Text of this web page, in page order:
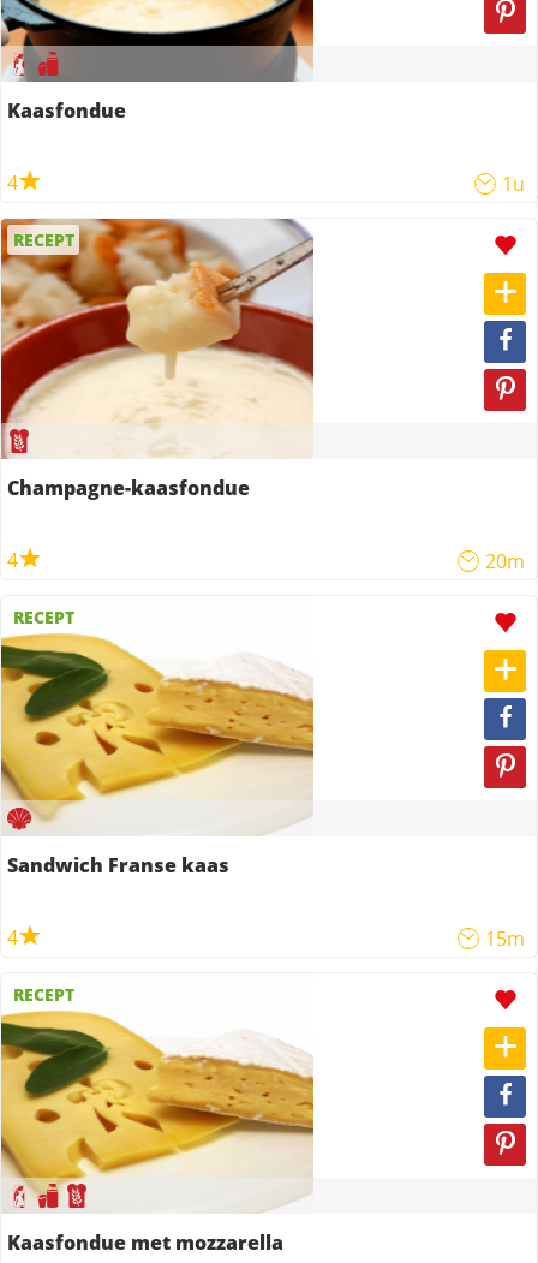
Kaasfondue
4 1u
RECEPT
Champagne-kaasfondue
4 20m
RECEPT
Sandwich Franse kaas
4 15m
RECEPT
Kaasfondue met mozzarella